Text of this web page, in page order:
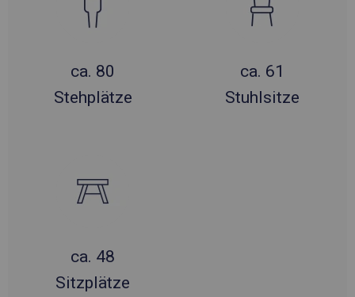
ca. 80
Stehplätze
ca. 61
Stuhlsitze
ca. 48
Sitzplätze